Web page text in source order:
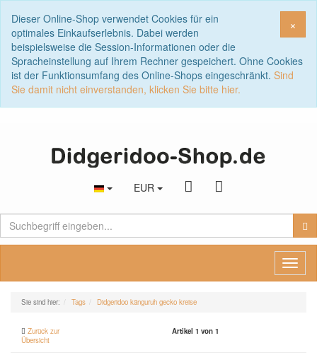
×
Dieser Online-Shop verwendet Cookies für ein
optimales Einkaufserlebnis. Dabei werden
beispielsweise die Session-Informationen oder die
Spracheinstellung auf Ihrem Rechner gespeichert. Ohne Cookies
ist der Funktionsumfang des Online-Shops eingeschränkt. Sind
Sie damit nicht einverstanden, klicken Sie bitte hier.
EUR
Sie sind hier: Tags Didgeridoo känguruh gecko kreise
Zurück zur
Übersicht
Artikel 1 von 1